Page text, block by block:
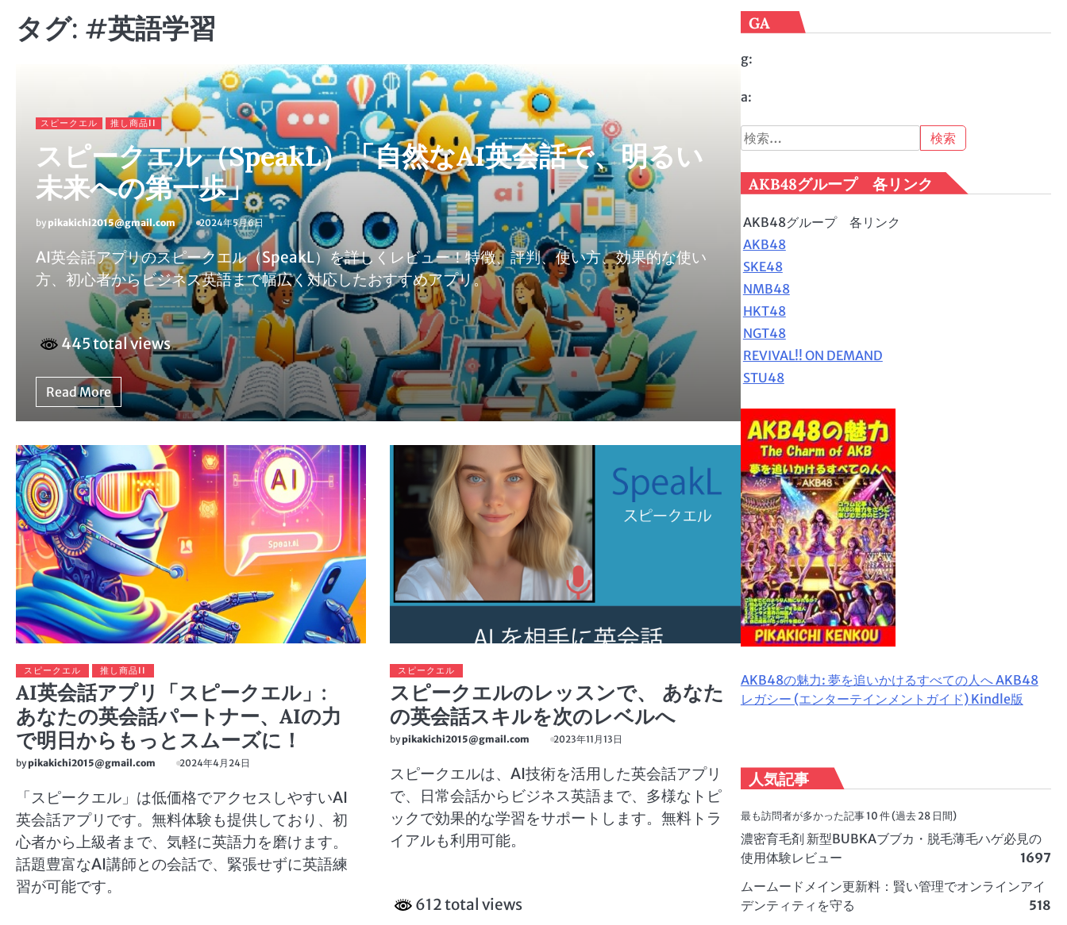
タグ: #英語学習
スピークエル 推し商品II
スピークエル（SpeakL）「自然なAI英会話で、明るい
未来への第一歩」
by pikakichi2015@gmail.com 2024年5月6日
AI英会話アプリのスピークエル（SpeakL）を詳しくレビュー！特徴、評判、使い方、効果的な使い
方、初心者からビジネス英語まで幅広く対応したおすすめアプリ。
445 total views
Read More
スピークエル 推し商品II
AI英会話アプリ「スピークエル」:
あなたの英会話パートナー、AIの力
で明日からもっとスムーズに！
bypikakichi2015@gmail.com 2024年4月24日
「スピークエル」は低価格でアクセスしやすいAI
英会話アプリです。無料体験も提供しており、初
心者から上級者まで、気軽に英語力を磨けます。
話題豊富なAI講師との会話で、緊張せずに英語練
習が可能です。
スピークエル
スピークエルのレッスンで、 あなた
の英会話スキルを次のレベルへ
bypikakichi2015@gmail.com 2023年11月13日
スピークエルは、AI技術を活用した英会話アプリ
で、日常会話からビジネス英語まで、多様なトピ
ックで効果的な学習をサポートします。無料トラ
イアルも利用可能。
612 total views
GA
g:
a:
検
索:
AKB48グループ 各リンク
AKB48グループ 各リンク
AKB48
SKE48
NMB48
HKT48
NGT48
REVIVAL!! ON DEMAND
STU48
AKB48の魅力: 夢を追いかけるすべての人へ AKB48
レガシー (エンターテインメントガイド) Kindle版
人気記事
最も訪問者が多かった記事 10 件 (過去 28 日間)
濃密育毛剤 新型BUBKAブブカ・脱毛薄毛ハゲ必見の
使用体験レビュー
1697
ムームードメイン更新料：賢い管理でオンラインアイ
デンティティを守る
518